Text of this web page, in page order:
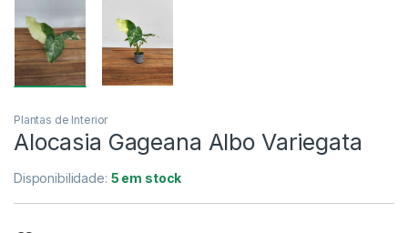
Plantas de Interior
Alocasia Gageana Albo Variegata
Disponibilidade: 5 em stock